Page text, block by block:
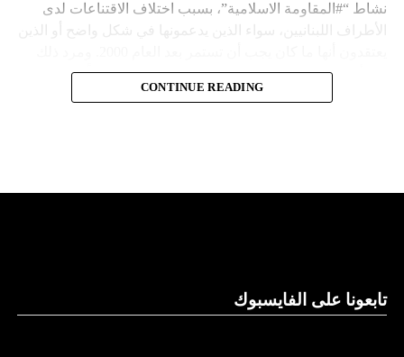
نشاط “#المقاومة الاسلامية”، بسبب اختلاف الاقتناعات لدى
الأطراف اللبنانيين، سواء الذين يدعمونها في شكل واضح أو الذين
إلى أن المقاومة ضد الاحتلال الإسرائيلي لم تكن يوماً محط
إجماع داخلي، وإن كانت القوى اللبنانية المؤمنة بالصراع ضد
النهار
CONTINUE READING
تابعونا على الفايسبوك